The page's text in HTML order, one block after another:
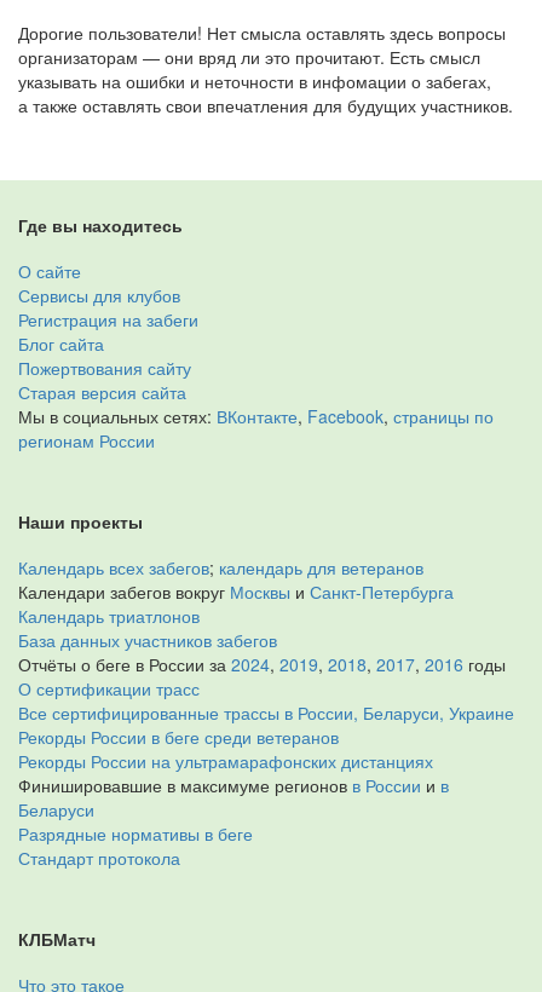
Дорогие пользователи! Нет смысла оставлять здесь вопросы
организаторам — они вряд ли это прочитают. Есть смысл
указывать на ошибки и неточности в инфомации о забегах,
а также оставлять свои впечатления для будущих участников.
Где вы находитесь
О сайте
Сервисы для клубов
Регистрация на забеги
Блог сайта
Пожертвования сайту
Старая версия сайта
Мы в социальных сетях: ВКонтакте, Facebook, страницы по
регионам России
Наши проекты
Календарь всех забегов; календарь для ветеранов
Календари забегов вокруг Москвы и Санкт-Петербурга
Календарь триатлонов
База данных участников забегов
Отчёты о беге в России за 2024, 2019, 2018, 2017, 2016 годы
О сертификации трасс
Все сертифицированные трассы в России, Беларуси, Украине
Рекорды России в беге среди ветеранов
Рекорды России на ультрамарафонских дистанциях
Финишировавшие в максимуме регионов в России и в
Беларуси
Разрядные нормативы в беге
Стандарт протокола
КЛБМатч
Что это такое